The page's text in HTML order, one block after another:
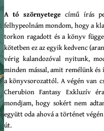
A tó szörnyetegecímű írás
felhypeolnám mondom, hogy a
torkon ragadott és a könyv
kötetben ez az egyik kedvenc
vérig kalandozóval nyitunk,
minden mással, amit remélünk
a könyvsorozattól. A végén van
Cherubion Fantasy Exkluzív
mondjam, hogy sokért nem
együtt oda ahová a történet
út.